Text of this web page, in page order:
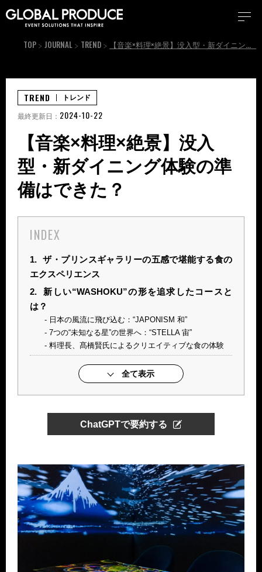
TOP JOURNAL TREND 【音楽×料理×絶景】没入型・新ダイニング体験の準備はできた？
【音楽×料理×絶景】没入
型・新ダイニング体験の準
備はできた？
INDEX
1. ザ・プリンスギャラリーの五感で堪能する食の
エクスペリエンス
2.
新しい“WASHOKU”の形を追求したコースと
は？
日本の風流に飛び込む：“JAPONISM 和”
7つの“未知なる星”の世界へ：“STELLA 宙”
料理長、髙橋賢氏によるクリエイティブな食の体験
全て表示
ChatGPTで要約する
TREND トレンド
最終更新日： 2024-10-22